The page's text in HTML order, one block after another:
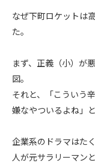
なぜ下町ロケットは
た。
まず、正義（小）が
図。
それと、「こういう
嫌なやついるよね」
企業系のドラマはた
人が元サラリーマン